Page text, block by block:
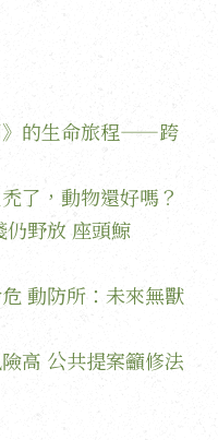
》的生命旅程——跨
了，動物還好嗎？
仍野放 座頭鯨
動防所：未來無獸
高 公共提案籲修法